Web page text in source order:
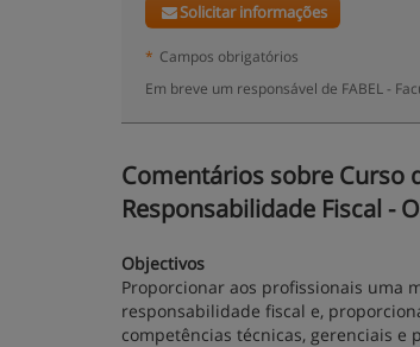
Solicitar informações
* Campos obrigatórios
Em breve um responsável de FABEL -
Comentários sobre Curso
Responsabilidade Fiscal -
Objectivos
Proporcionar aos profissionais uma
responsabilidade fiscal e,
competências técnicas, gerenciais e